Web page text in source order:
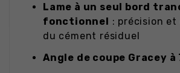
Lame à un seul bord
fonctionnel : précision
du cément résiduel
Angle de coupe Gracey à